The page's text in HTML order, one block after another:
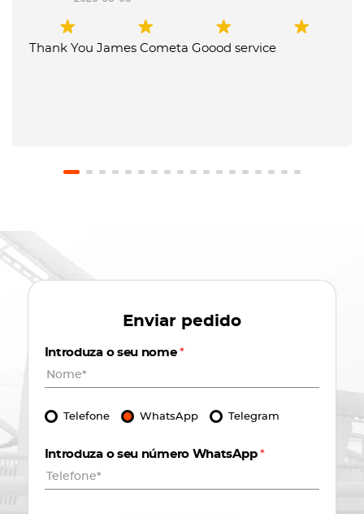
Thank You James Cometa Goood service
Enviar pedido
Introduza o seu nome*
Telefone WhatsApp Telegram
Introduza o seu número WhatsApp *